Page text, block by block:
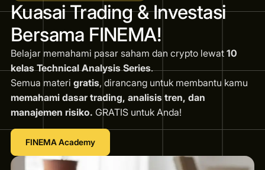
Kuasai Trading & Investasi
Bersama FINEMA!
Belajar memahami pasar saham dan crypto lewat 10
kelas Technical Analysis Series.
Semua materi gratis, dirancang untuk membantu kamu
memahami dasar trading, analisis tren, dan
manajemen risiko. GRATIS untuk Anda!
FINEMA Academy